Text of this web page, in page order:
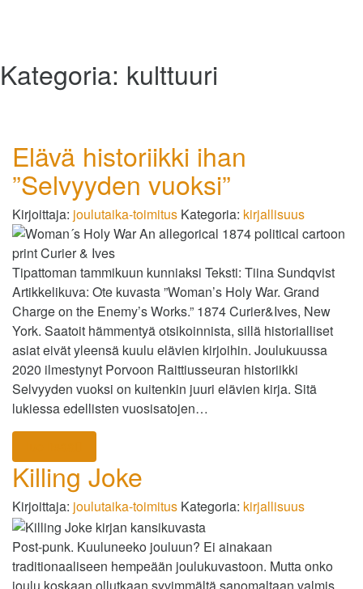
Kategoria: kulttuuri
Elävä historiikki ihan
”Selvyyden vuoksi”
Kirjoittaja: joulutaika-toimitus Kategoria: kirjallisuus
Tipattoman tammikuun kunniaksi Teksti: Tiina Sundqvist
Artikkelikuva: Ote kuvasta ”Woman’s Holy War. Grand
Charge on the Enemy’s Works.” 1874 Curier&Ives, New
York. Saatoit hämmentyä otsikoinnista, sillä historialliset
asiat eivät yleensä kuulu elävien kirjoihin. Joulukuussa
2020 ilmestynyt Porvoon Raittiusseuran historiikki
Selvyyden vuoksi on kuitenkin juuri elävien kirja. Sitä
lukiessa edellisten vuosisatojen…
Killing Joke
Kirjoittaja: joulutaika-toimitus Kategoria: kirjallisuus
Post-punk. Kuuluneeko jouluun? Ei ainakaan
traditionaaliseen hempeään joulukuvastoon. Mutta onko